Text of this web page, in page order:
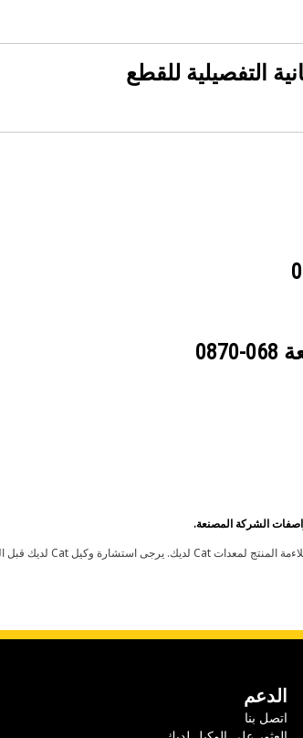
التفصيلية للقطع
068-0870
الدعم
اتصل بنا